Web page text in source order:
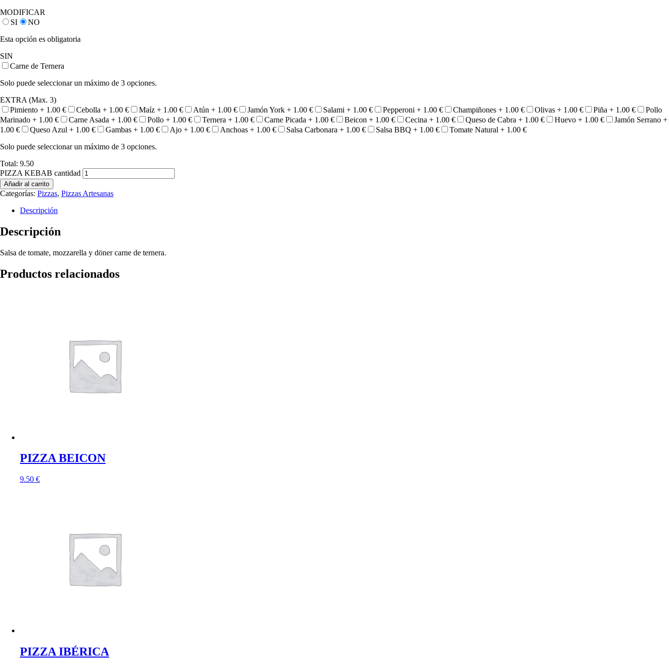
MODIFICAR
SI
NO
Esta opción es obligatoria
SIN
Carne de Ternera
Solo puede seleccionar un máximo de 3 opciones.
EXTRA (Max. 3)
Pimiento + 1.00 € Cebolla + 1.00 € Maíz + 1.00 € Atún + 1.00 € Jamón York + 1.00 € Salami + 1.00 € Pepperoni + 1.00 € Champiñones + 1.00 € Olivas + 1.00 € Piña + 1.00 €
Pollo
Marinado + 1.00 € Carne Asada + 1.00 € Pollo + 1.00 € Ternera + 1.00 € Carne Picada + 1.00 € Beicon + 1.00 € Cecina + 1.00 € Queso de Cabra + 1.00 € Huevo + 1.00 €
Jamón Serrano +
1.00 € Queso Azul + 1.00 € Gambas + 1.00 € Ajo + 1.00 € Anchoas + 1.00 € Salsa Carbonara + 1.00 € Salsa BBQ + 1.00 € Tomate Natural + 1.00 €
Solo puede seleccionar un máximo de 3 opciones.
Total: 9.50
PIZZA KEBAB cantidad
Añadir al carrito
Categorías: Pizzas, Pizzas Artesanas
Descripción
Descripción
Salsa de tomate, mozzarella y döner carne de ternera.
Productos relacionados
PIZZA BEICON
9.50 €
PIZZA IBÉRICA